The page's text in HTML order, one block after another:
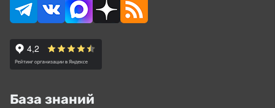
База знаний